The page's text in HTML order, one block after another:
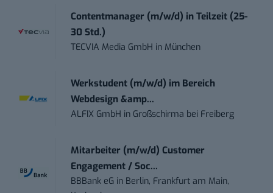
Contentmanager (m/w/d) in Teilzeit (25-
30 Std.)
TECVIA Media GmbH in München
Werkstudent (m/w/d) im Bereich
Webdesign &amp...
ALFIX GmbH in Großschirma bei Freiberg
Mitarbeiter (m/w/d) Customer
Engagement / Soc...
BBBank eG in Berlin, Frankfurt am Main,